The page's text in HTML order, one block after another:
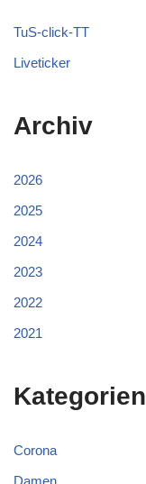
TuS-click-TT
Liveticker
Archiv
2026
2025
2024
2023
2022
2021
Kategorien
Corona
Damen